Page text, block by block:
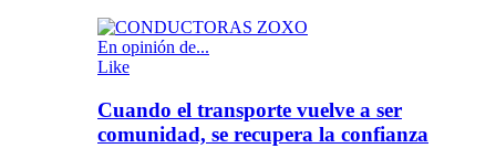
En opinión de...
Like
Cuando el transporte vuelve a ser
comunidad, se recupera la confianza